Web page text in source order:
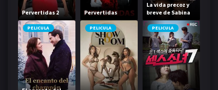
Pervertidas 2 Pervertidas
La vida precoz y
breve de Sabina
Rivas
PELICULA PELICULA PELICULA